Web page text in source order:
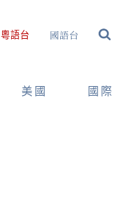
粵語台 國語台
美國 國際